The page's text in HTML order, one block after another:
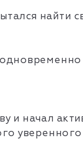
найти
и начал